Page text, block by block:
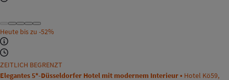
Heute bis zu -52%
ZEITLICH BEGRENZT
Elegantes 5*-Düsseldorfer Hotel mit modernem Interieur • Hotel Kö59,